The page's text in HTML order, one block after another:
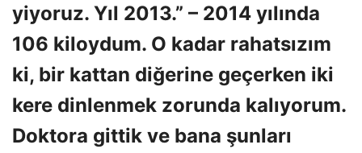
yiyoruz. Yıl 2013.” – 2014 yılında
106 kiloydum. O kadar rahatsızım
ki, bir kattan diğerine geçerken iki
kere dinlenmek zorunda kalıyorum.
Doktora gittik ve bana şunları